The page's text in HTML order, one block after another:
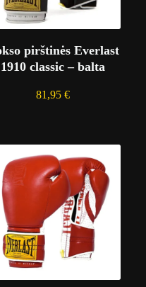
pirštinės Everlast
1910 classic – balta
81,95€